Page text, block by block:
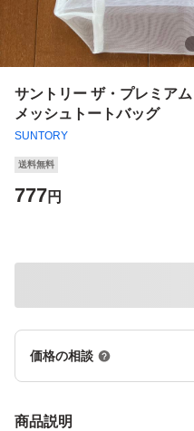
サントリー ザ・プレミア
メッシュトートバッグ
SUNTORY
送料無料
777円
価格の相談
商品説明